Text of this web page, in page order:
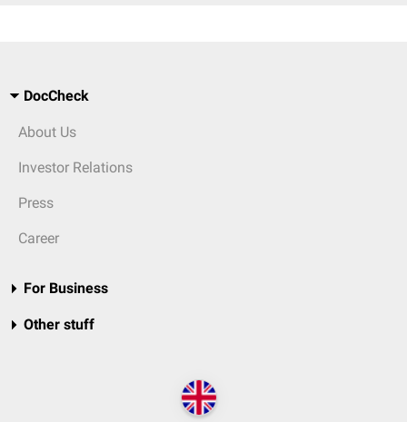
DocCheck
About Us
Investor Relations
Press
Career
For Business
Other stuff